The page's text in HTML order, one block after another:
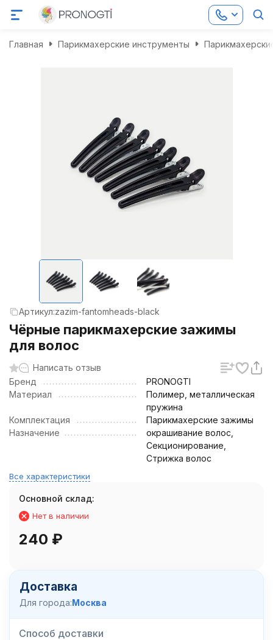
Главная Парикмахерские инструменты
Артикул:zazim-fantomheads-black
Чёрные парикмахерские зажимы
для волос
Написать отзыв
Бренд
PRONOGTI
Материал
Полимер, металлическая
пружина
Комплектация
Парикмахерские зажимы
Назначение
окрашивание волос,
Секционирование,
Стрижка волос
Все характеристики
Основной склад:
Нет в наличии
240 ₽
Доставка
Для города:Москва
Способ доставки